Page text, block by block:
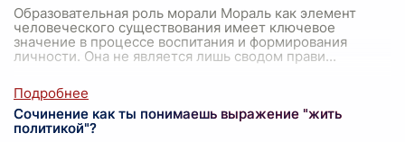
Образовательная роль морали Мораль как элемент
человеческого существования имеет ключевое
значение в процессе воспитания и формирования
личности. Она не является лишь сводом прави...
Сочинение как ты понимаешь выражение "жить
политикой"?